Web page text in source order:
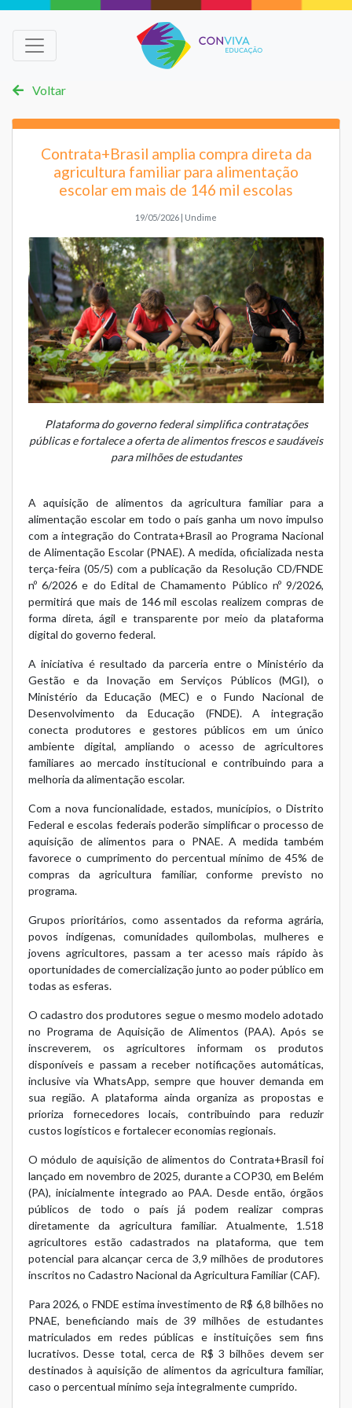
Voltar
Contrata+Brasil amplia compra direta da
agricultura familiar para alimentação
escolar em mais de 146 mil escolas
19/05/2026 | Undime
Plataforma do governo federal simplifica contratações
públicas e fortalece a oferta de alimentos frescos e saudáveis
para milhões de estudantes
A aquisição de alimentos da agricultura familiar para a
alimentação escolar em todo o país ganha um novo impulso
com a integração do Contrata+Brasil ao Programa Nacional
de Alimentação Escolar (PNAE). A medida, oficializada nesta
terça-feira (05/5) com apublicação da Resolução CD/FNDE
nº 6/2026 e do Edital de Chamamento Público nº 9/2026,
permitirá que mais de 146 mil escolas realizem compras de
forma direta, ágil e transparente por meio da plataforma
digital do governo federal.
A iniciativa é resultado da parceria entre o Ministério da
Gestão e da Inovação em Serviços Públicos (MGI), o
Ministério da Educação (MEC) e o Fundo Nacional de
Desenvolvimento da Educação (FNDE). A integração
conecta produtores e gestores públicos em um único
ambiente digital, ampliando o acesso de agricultores
familiares ao mercado institucional e contribuindo para a
melhoria da alimentação escolar.
Com a nova funcionalidade, estados, municípios, o Distrito
Federal e escolas federais poderão simplificar o processo de
aquisição de alimentos para o PNAE. A medida também
favorece o cumprimento do percentual mínimo de 45% de
compras da agricultura familiar, conforme previsto no
programa.
Grupos prioritários, como assentados da reforma agrária,
povos indígenas, comunidades quilombolas, mulheres e
jovens agricultores, passam a ter acesso mais rápido às
oportunidades de comercialização junto ao poder público em
todas as esferas.
O cadastro dos produtores segue o mesmo modelo adotado
no Programa de Aquisição de Alimentos (PAA). Após se
inscreverem, os agricultores informam os produtos
disponíveis e passam a receber notificações automáticas,
inclusive via WhatsApp, sempre que houver demanda em
sua região. A plataforma ainda organiza as propostas e
prioriza fornecedores locais, contribuindo para reduzir
custos logísticos e fortalecer economias regionais.
O módulo de aquisição de alimentos do Contrata+Brasil foi
lançado em novembro de 2025, durante a COP30, em Belém
(PA), inicialmente integrado ao PAA. Desde então, órgãos
públicos de todo o país já podem realizar compras
diretamente da agricultura familiar. Atualmente, 1.518
agricultores estão cadastrados na plataforma, que tem
potencial para alcançar cerca de 3,9 milhões de produtores
inscritos no Cadastro Nacional da Agricultura Familiar (CAF).
Para 2026, o FNDE estima investimento de R$ 6,8 bilhões no
PNAE, beneficiando mais de 39 milhões de estudantes
matriculados em redes públicas e instituições sem fins
lucrativos. Desse total, cerca de R$ 3 bilhões devem ser
destinados à aquisição de alimentos da agricultura familiar,
caso o percentual mínimo seja integralmente cumprido.